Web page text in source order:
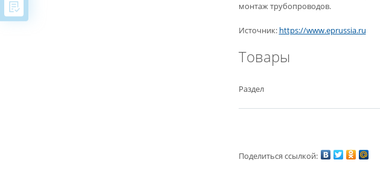
монтаж трубопроводов.
Источник: https://www.eprussia.ru
Товары
Раздел
Поделиться ссылкой: